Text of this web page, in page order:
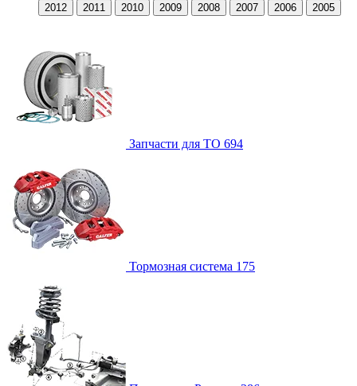
2012
2011 2010 2009 2008 2007 2006 2005
Запчасти для ТО 694
Тормозная система 175